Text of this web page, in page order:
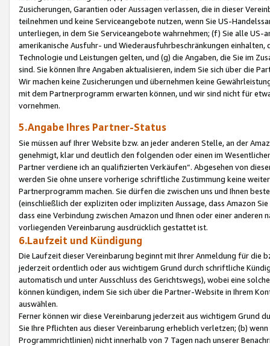
Zusicherungen, Garantien oder Aussagen verlassen, die in dieser
teilnehmen und keine Serviceangebote nutzen, wenn Sie US-
unterliegen, in dem Sie Serviceangebote wahrnehmen; (f) Sie alle
amerikanische Ausfuhr- und Wiederausfuhrbeschränkungen
Technologie und Leistungen gelten, und (g) die Angaben, die Sie im
sind. Sie können Ihre Angaben aktualisieren, indem Sie sich über die
Wir machen keine Zusicherungen und übernehmen keine
mit dem Partnerprogramm erwarten können, und wir sind nicht für
vornehmen.
5.Angabe Ihres Partner-Status
Sie müssen auf Ihrer Website bzw. an jeder anderen Stelle, an der
genehmigt, klar und deutlich den folgenden oder einen im
Partner verdiene ich an qualifizierten Verkäufen“. Abgesehen von
werden Sie ohne unsere vorherige schriftliche Zustimmung keine
Partnerprogramm machen. Sie dürfen die zwischen uns und Ihnen
(einschließlich der expliziten oder impliziten Aussage, dass Amazon
dass eine Verbindung zwischen Amazon und Ihnen oder einer
vorliegenden Vereinbarung ausdrücklich gestattet ist.
6.Laufzeit und Kündigung
Die Laufzeit dieser Vereinbarung beginnt mit Ihrer Anmeldung für die
jederzeit ordentlich oder aus wichtigem Grund durch schriftliche
automatisch und unter Ausschluss des Gerichtswegs), wobei eine
können kündigen, indem Sie sich über die Partner-Website in Ihrem
auswählen.
Ferner können wir diese Vereinbarung jederzeit aus wichtigem Grund
Sie Ihre Pflichten aus dieser Vereinbarung erheblich verletzen; (b)
Programmrichtlinien) nicht innerhalb von 7 Tagen nach unserer